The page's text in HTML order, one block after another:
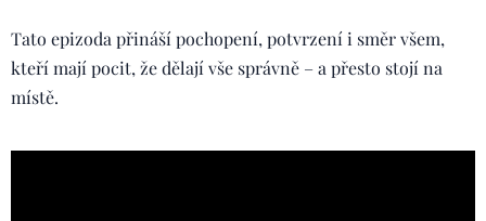
Tato epizoda přináší pochopení, potvrzení i směr všem,
kteří mají pocit, že dělají vše správně – a přesto stojí na
místě.